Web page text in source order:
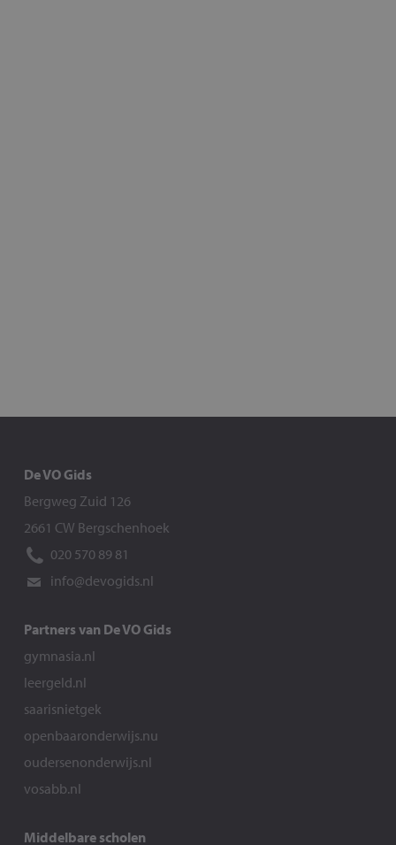
De VO Gids
Bergweg Zuid 126
2661 CW Bergschenhoek
020 570 89 81
info@devogids.nl
Partners van De VO Gids
gymnasia.nl
leergeld.nl
saarisnietgek
openbaaronderwijs.nu
oudersenonderwijs.nl
vosabb.nl
Middelbare scholen